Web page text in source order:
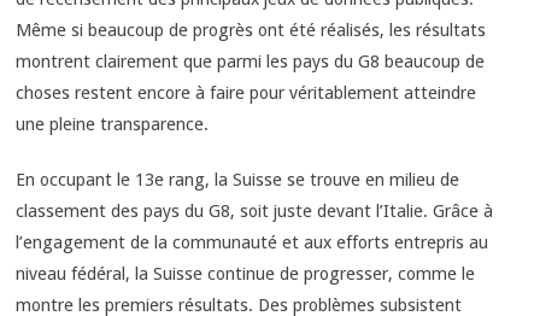
Même si beaucoup de progrès ont été réalisés, les résultats
montrent clairement que parmi les pays du G8 beaucoup de
choses restent encore à faire pour véritablement atteindre
une pleine transparence.
En occupant le 13e rang, la Suisse se trouve en milieu de
classement des pays du G8, soit juste devant l’Italie. Grâce à
l’engagement de la communauté et aux efforts entrepris au
niveau fédéral, la Suisse continue de progresser, comme le
montre les premiers résultats. Des problèmes subsistent